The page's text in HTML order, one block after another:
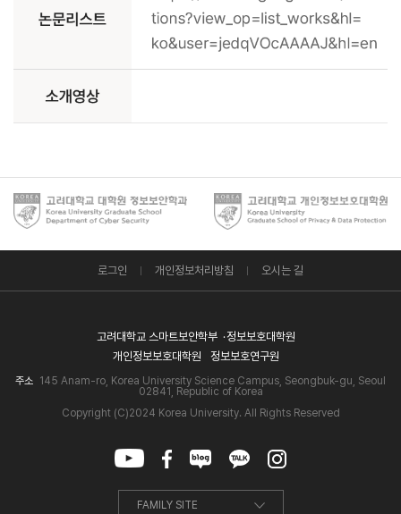
로그인 개인정보처리방침 오시는 길
고려대학교 스마트보안학부
정보보호대학원
개인정보보호대학원
정보보호연구원
주소 145 Anam-ro, Korea University Science Campus, Seongbuk-gu, Seoul
02841, Republic of Korea
Copyright (C)2024 Korea University. All Rights Reserved